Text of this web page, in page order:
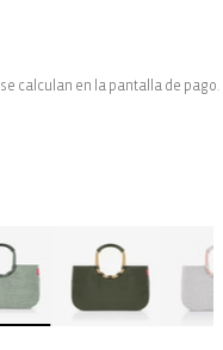
se calculan en la pantalla de pago.